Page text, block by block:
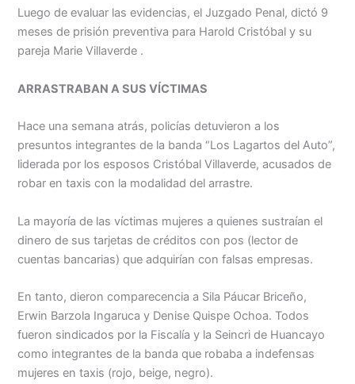
Luego de evaluar las evidencias, el Juzgado Penal, dictó 9
meses de prisión preventiva para Harold Cristóbal y su
pareja Marie Villaverde .
ARRASTRABAN A SUS VÍCTIMAS
Hace una semana atrás, policías detuvieron a los
presuntos integrantes de la banda “Los Lagartos del Auto”,
liderada por los esposos Cristóbal Villaverde, acusados de
robar en taxis con la modalidad del arrastre.
La mayoría de las víctimas mujeres a quienes sustraían el
dinero de sus tarjetas de créditos con pos (lector de
cuentas bancarias) que adquirían con falsas empresas.
En tanto, dieron comparecencia a Sila Páucar Briceño,
Erwin Barzola Ingaruca y Denise Quispe Ochoa. Todos
fueron sindicados por la Fiscalía y la Seincri de Huancayo
como integrantes de la banda que robaba a indefensas
mujeres en taxis (rojo, beige, negro).